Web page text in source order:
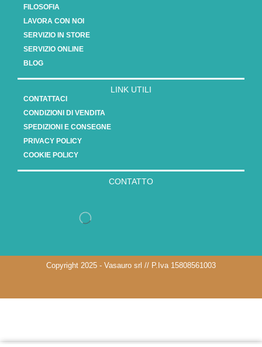
FILOSOFIA
LAVORA CON NOI
SERVIZIO IN STORE
SERVIZIO ONLINE
BLOG
LINK UTILI
CONTATTACI
CONDIZIONI DI VENDITA
SPEDIZIONI E CONSEGNE
PRIVACY POLICY
COOKIE POLICY
CONTATTO
Copyright 2025 - Vasauro srl // P.Iva 15808561003